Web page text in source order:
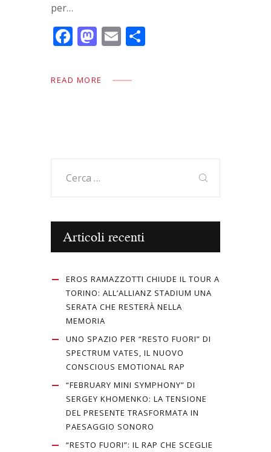
per…
F
e
M
to
E
ai
READ MORE
per:
Articoli recenti
EROS RAMAZZOTTI CHIUDE IL TOUR A
TORINO: ALL’ALLIANZ STADIUM UNA
SERATA CHE RESTERÀ NELLA
MEMORIA
UNO SPAZIO PER “RESTO FUORI” DI
SPECTRUM VATES, IL NUOVO
CONSCIOUS EMOTIONAL RAP
“FEBRUARY MINI SYMPHONY” DI
SERGEY KHOMENKO: LA TENSIONE
DEL PRESENTE TRASFORMATA IN
PAESAGGIO SONORO
“RESTO FUORI”: IL RAP CHE SCEGLIE